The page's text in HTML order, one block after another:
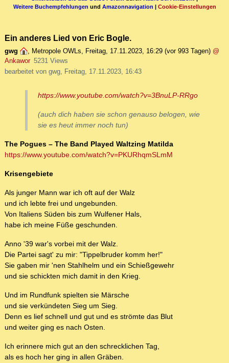
Weitere Buchempfehlungen und Amazonnavigation | Cookie-Einstellungen
Ein anderes Lied von Eric Bogle.
gwg , Metropole OWLs, Freitag, 17.11.2023, 16:29 (vor 993 Tagen) @
Ankawor 5231 Views
bearbeitet von gwg, Freitag, 17.11.2023, 16:43
https://www.youtube.com/watch?v=3BnuLP-RRgo
(auch dich haben sie schon genauso belogen, wie
sie es heut immer noch tun)
The Pogues – The Band Played Waltzing Matilda
https://www.youtube.com/watch?v=PKURhqmSLmM
Krisengebiete
Als junger Mann war ich oft auf der Walz
und ich lebte frei und ungebunden.
Von Italiens Süden bis zum Wulfener Hals,
habe ich meine Füße geschunden.
Anno '39 war's vorbei mit der Walz.
Die Partei sagt' zu mir: "Tippelbruder komm her!"
Sie gaben mir 'nen Stahlhelm und ein Schießgewehr
und sie schickten mich damit in den Krieg.
Und im Rundfunk spielten sie Märsche
und sie verkündeten Sieg um Sieg.
Denn es lief schnell und gut und es strömte das Blut
und weiter ging es nach Osten.
Ich erinnere mich gut an den schrecklichen Tag,
als es hoch her ging in allen Gräben.